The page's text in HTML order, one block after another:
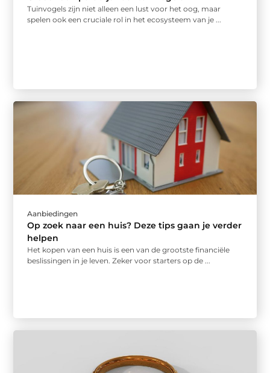
Tuinvogels zijn niet alleen een lust voor het oog, maar
spelen ook een cruciale rol in het ecosysteem van je ...
Aanbiedingen
Op zoek naar een huis? Deze tips gaan je verder
helpen
Het kopen van een huis is een van de grootste financiële
beslissingen in je leven. Zeker voor starters op de ...